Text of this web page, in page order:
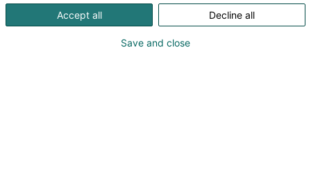
tukemaan tulevaisuuden osaajia ja rakentamaan
huippuluokan kilpa-autoa kanssamme!
Accept all Decline all
Save and close